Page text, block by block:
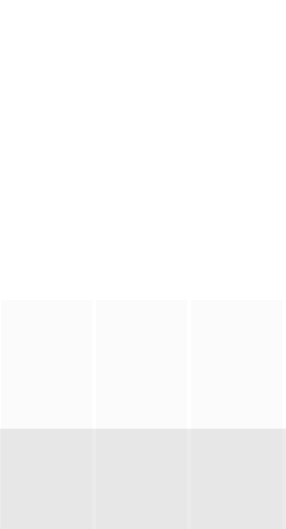
fro
继承了
的诅咒成真，和平越来越难维持…… 该剧改编自诺贝